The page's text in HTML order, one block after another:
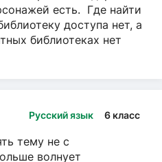
есть. Где найти
доступа нет, а
библиотеках нет
Русский язык 6 класс
тему не с
волнует